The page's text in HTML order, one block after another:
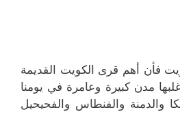
فأن أهم قرى الكويت القديمة
مدن كبيرة وعامرة في يومنا
والدمنة والفنطاس والفحيحيل